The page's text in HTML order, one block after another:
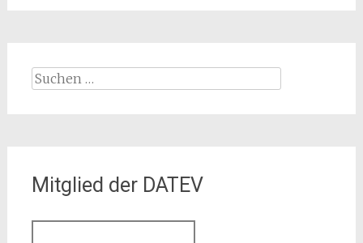
Suchen
Mitglied der DATEV